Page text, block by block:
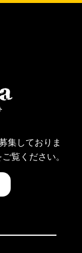
集しておりま
覧ください。